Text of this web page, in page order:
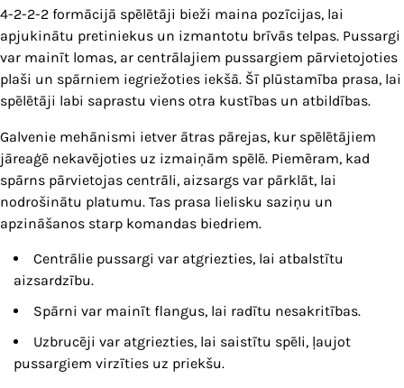
4-2-2-2 formācijā spēlētāji bieži maina pozīcijas, lai
apjukinātu pretiniekus un izmantotu brīvās telpas. Pussargi
var mainīt lomas, ar centrālajiem pussargiem pārvietojoties
plaši un spārniem iegriežoties iekšā. Šī plūstamība prasa, lai
spēlētāji labi saprastu viens otra kustības un atbildības.
Galvenie mehānismi ietver ātras pārejas, kur spēlētājiem
jāreaģē nekavējoties uz izmaiņām spēlē. Piemēram, kad
spārns pārvietojas centrāli, aizsargs var pārklāt, lai
nodrošinātu platumu. Tas prasa lielisku saziņu un
apzināšanos starp komandas biedriem.
Centrālie pussargi var atgriezties, lai atbalstītu
aizsardzību.
Spārni var mainīt flangus, lai radītu nesakritības.
Uzbrucēji var atgriezties, lai saistītu spēli, ļaujot
pussargiem virzīties uz priekšu.